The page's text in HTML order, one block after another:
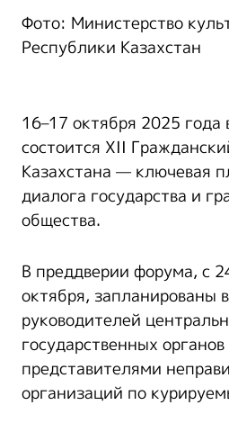
Фото: Министерство
Республики Казахстан
16–17 октября 2025 года
состоится XII
Казахстана — ключевая
диалога государства и
общества.
В преддверии форума, с
октября, запланированы
руководителей
государственных органов
представителями
организаций по